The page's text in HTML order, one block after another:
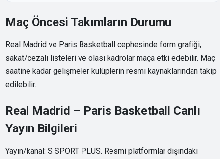
Maç Öncesi Takımların Durumu
Real Madrid ve Paris Basketball cephesinde form grafiği,
sakat/cezalı listeleri ve olası kadrolar maça etki edebilir. Maç
saatine kadar gelişmeler kulüplerin resmi kaynaklarından takip
edilebilir.
Real Madrid – Paris Basketball Canlı
Yayın Bilgileri
Yayın/kanal: S SPORT PLUS. Resmi platformlar dışındaki